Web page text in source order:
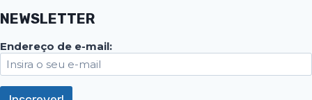
NEWSLETTER
Endereço de e-mail: